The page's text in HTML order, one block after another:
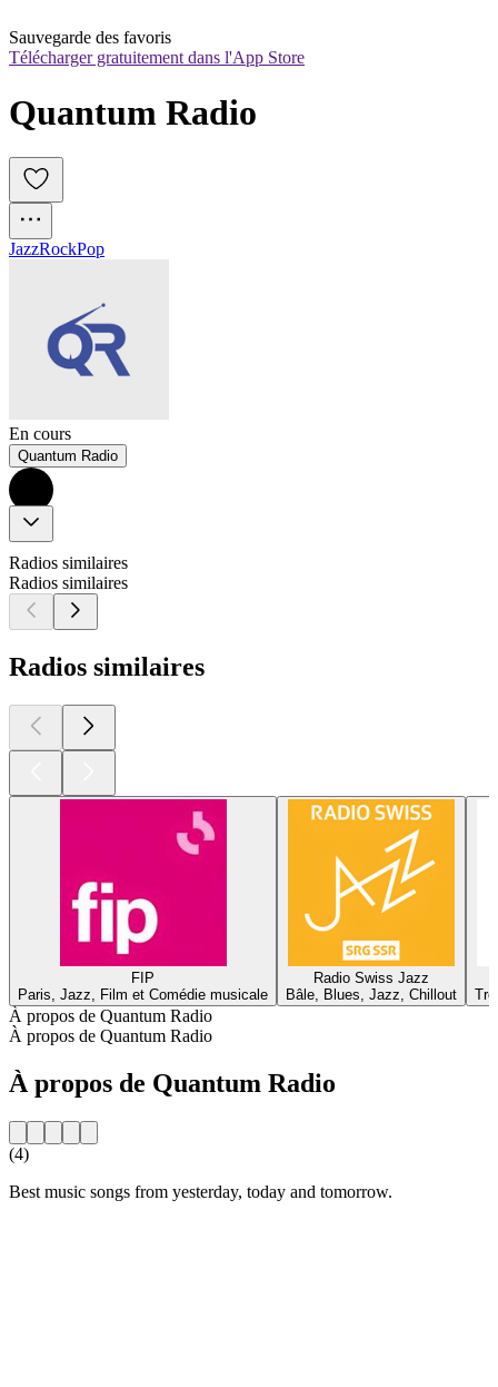
Sauvegarde des favoris
Télécharger gratuitement dans l'App Store
Quantum Radio
JazzRockPop
En cours
Quantum Radio
Radios similaires
Radios similaires
Radios similaires
FIP
Paris, Jazz, Film et Comédie musicale
Radio Swiss Jazz
Bâle, Blues, Jazz, Chillout
À propos de Quantum Radio
À propos de Quantum Radio
À propos de Quantum Radio
(4)
Best music songs from yesterday, today and tomorrow.